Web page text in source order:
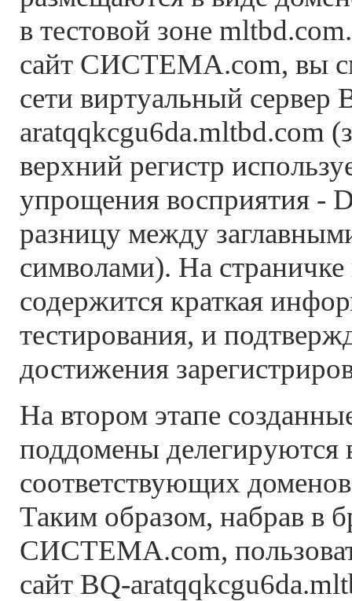
в тестовой зоне
сайт СИСТЕМА.com, вы
сети виртуальный сервер
aratqqkcgu6da.mltbd.com
верхний регистр
упрощения восприятия -
разницу между
символами). На
содержится краткая
тестирования, и
достижения
На втором этапе
поддомены делегируются
соответствующих
Таким образом, набрав в
СИСТЕМА.com,
сайт BQ-